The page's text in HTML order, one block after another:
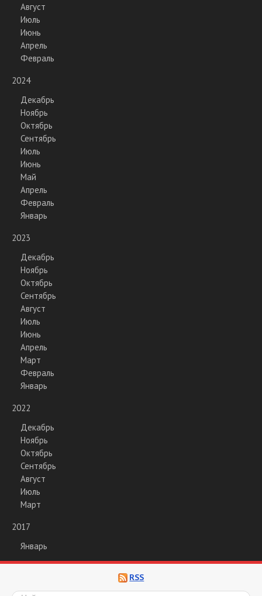
Август
Июль
Июнь
Апрель
Февраль
2024
Декабрь
Ноябрь
Октябрь
Сентябрь
Июль
Июнь
Май
Апрель
Февраль
Январь
2023
Декабрь
Ноябрь
Октябрь
Сентябрь
Август
Июль
Июнь
Апрель
Март
Февраль
Январь
2022
Декабрь
Ноябрь
Октябрь
Сентябрь
Август
Июль
Март
2017
Январь
RSS